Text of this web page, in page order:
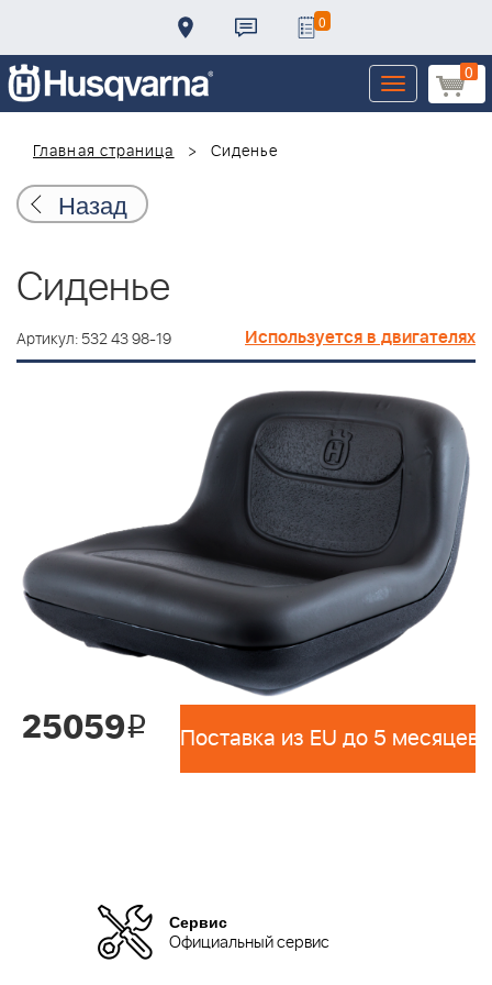
0
0
Toggle
navigation
Главная страница
Сиденье
Назад
Сиденье
Артикул: 532 43 98-19 Используется в двигателях
25059i Поставка из EU до 5 месяцев
Сервис
Официальный сервис